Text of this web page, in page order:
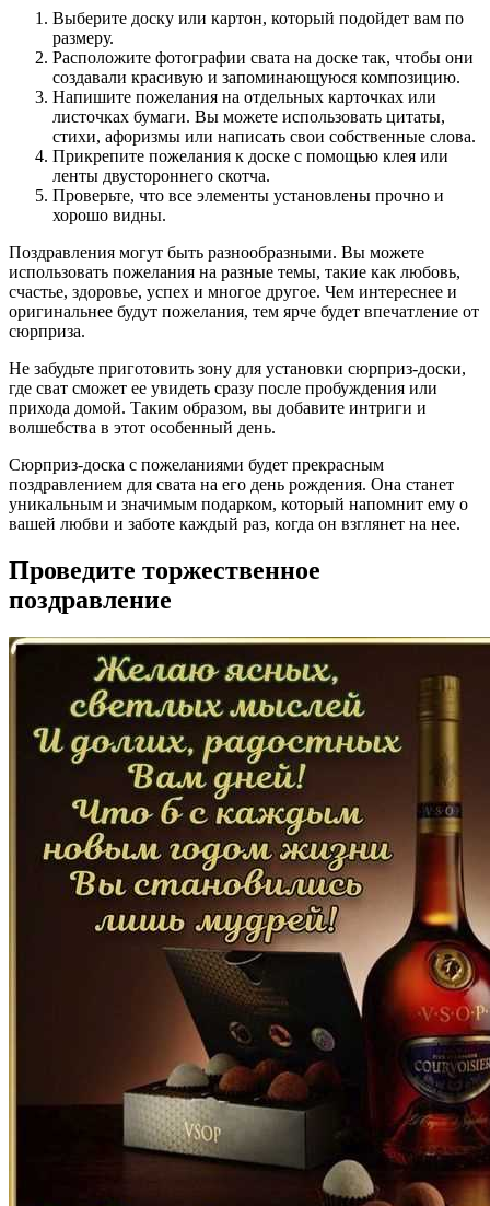
Выберите доску или картон, который подойдет вам по
размеру.
Расположите фотографии свата на доске так, чтобы они
создавали красивую и запоминающуюся композицию.
Напишите пожелания на отдельных карточках или
листочках бумаги. Вы можете использовать цитаты,
стихи, афоризмы или написать свои собственные слова.
Прикрепите пожелания к доске с помощью клея или
ленты двустороннего скотча.
Проверьте, что все элементы установлены прочно и
хорошо видны.
Поздравления могут быть разнообразными. Вы можете
использовать пожелания на разные темы, такие как любовь,
счастье, здоровье, успех и многое другое. Чем интереснее и
оригинальнее будут пожелания, тем ярче будет впечатление от
сюрприза.
Не забудьте приготовить зону для установки сюрприз-доски,
где сват сможет ее увидеть сразу после пробуждения или
прихода домой. Таким образом, вы добавите интриги и
волшебства в этот особенный день.
Сюрприз-доска с пожеланиями будет прекрасным
поздравлением для свата на его день рождения. Она станет
уникальным и значимым подарком, который напомнит ему о
вашей любви и заботе каждый раз, когда он взглянет на нее.
Проведите торжественное
поздравление